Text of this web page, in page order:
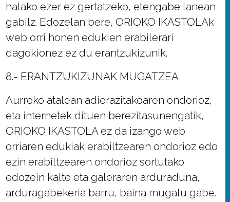
halako ezer ez gertatzeko, etengabe lanean
gabilz. Edozelan bere, ORIOKO IKASTOLAk
web orri honen edukien erabilerari
dagokionez ez du erantzukizunik.
8.- ERANTZUKIZUNAK MUGATZEA
Aurreko atalean adierazitakoaren ondorioz,
eta internetek dituen berezitasunengatik,
ORIOKO IKASTOLA ez da izango web
orriaren edukiak erabiltzearen ondorioz edo
ezin erabiltzearen ondorioz sortutako
edozein kalte eta galeraren arduraduna,
arduragabekeria barru, baina mugatu gabe.